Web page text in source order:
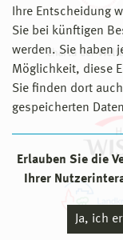
Ihre Entscheidung
Sie bei künftigen
werden. Sie haben
Möglichkeit, diese
Sie finden dort
gespeicherten
Erlauben Sie die
Ihrer
Ja, ich